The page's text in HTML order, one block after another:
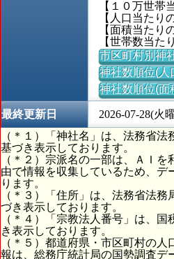
【１０万世帯
【人口当たり
【面積当たり
【世帯数当た
市区町村別神
神社数順位(人
神社数順位(面
最終更新日
2026-07-28(火
（＊１）「神社名」は、法務省
基づき表示しております。
（＊２）宗派名の一部は、ＡＩ
由で情報を収集しているため、デ
ります。
（＊３）「住所」は、法務省法
づき表示しております。
（＊４）「宗教法人番号」は、
き表示しております。
（＊５）都道府県・市区町村の
報は、総務庁統計局の国勢調査デ